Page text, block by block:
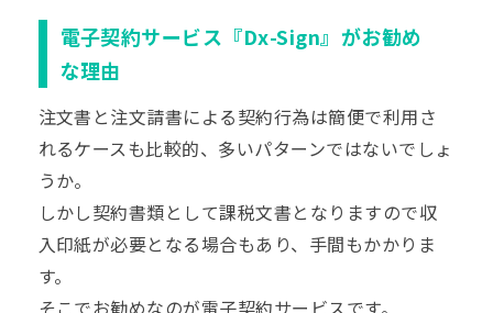
電子契約サービス『Dx-Sign』がお勧め
な理由
注文書と注文請書による契約行為は簡便で利用さ
れるケースも比較的、多いパターンではないでしょ
うか。
しかし契約書類として課税文書となりますので収
入印紙が必要となる場合もあり、手間もかかりま
す。